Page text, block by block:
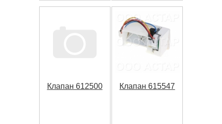
Клапан 612500 Клапан 615547